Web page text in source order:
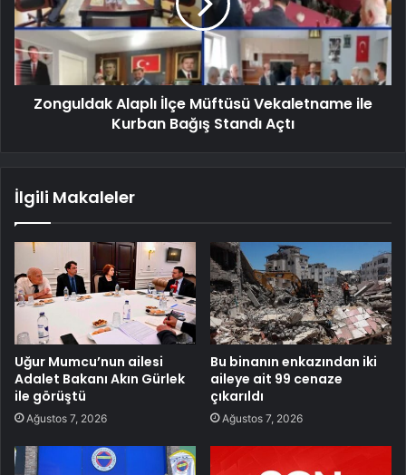
Zonguldak Alaplı İlçe Müftüsü Vekaletname ile
Kurban Bağış Standı Açtı
İlgili Makaleler
Uğur Mumcu’nun ailesi
Adalet Bakanı Akın Gürlek
ile görüştü
Ağustos 7, 2026
Bu binanın enkazından iki
aileye ait 99 cenaze
çıkarıldı
Ağustos 7, 2026